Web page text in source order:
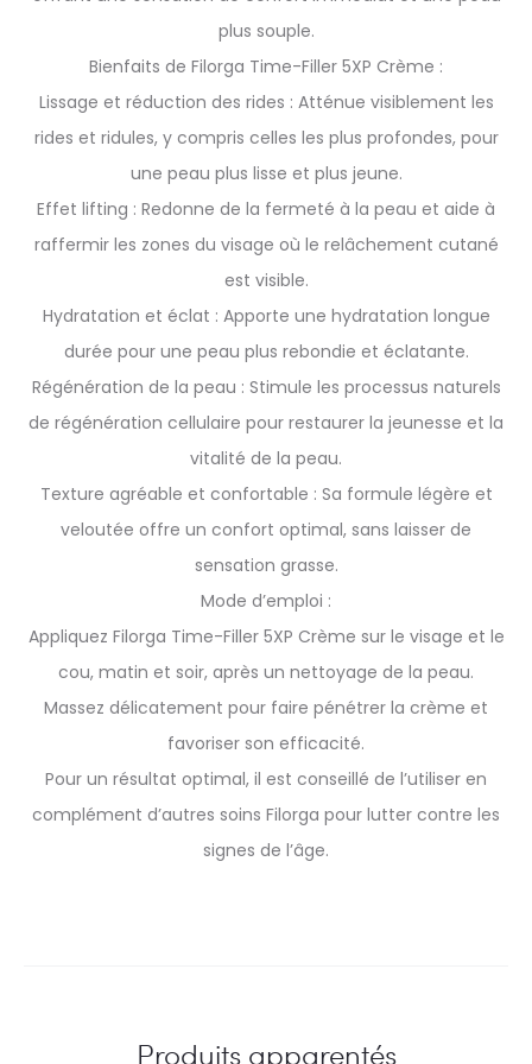
plus souple.
Bienfaits de Filorga Time-Filler 5XP Crème :
Lissage et réduction des rides : Atténue visiblement les
rides et ridules, y compris celles les plus profondes, pour
une peau plus lisse et plus jeune.
Effet lifting : Redonne de la fermeté à la peau et aide à
raffermir les zones du visage où le relâchement cutané
est visible.
Hydratation et éclat : Apporte une hydratation longue
durée pour une peau plus rebondie et éclatante.
Régénération de la peau : Stimule les processus naturels
de régénération cellulaire pour restaurer la jeunesse et la
vitalité de la peau.
Texture agréable et confortable : Sa formule légère et
veloutée offre un confort optimal, sans laisser de
sensation grasse.
Mode d’emploi :
Appliquez Filorga Time-Filler 5XP Crème sur le visage et le
cou, matin et soir, après un nettoyage de la peau.
Massez délicatement pour faire pénétrer la crème et
favoriser son efficacité.
Pour un résultat optimal, il est conseillé de l’utiliser en
complément d’autres soins Filorga pour lutter contre les
signes de l’âge.
Produits apparentés